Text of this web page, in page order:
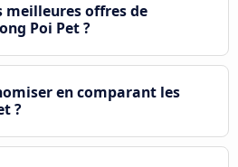
meilleures offres de
Poi Pet ?
en comparant les
?